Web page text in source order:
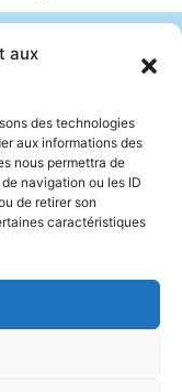
aux
des technologies
aux informations des
nous permettra de
navigation ou les ID
de retirer son
caractéristiques